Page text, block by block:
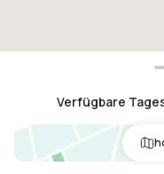
Verfügbare